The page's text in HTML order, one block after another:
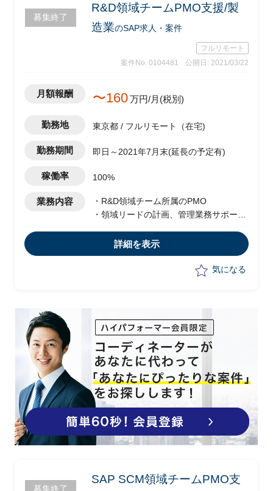
担当
募集終了
R&D領域チームPMO支援/製
造業のSAP求人・案件
フルリモート
案件No. 0104481
公開日: 2021/03/22
月額報酬 〜160万円/月(税別)
勤務地 東京都 / フルリモート（在宅)
勤務期間 即日～2021年7月末(延長の予定有)
稼働率 100%
業務内容
・R&D領域チーム所属のPMO
・領域リードの計画、管理業務サポート
業務遂行アプローチをアライン
・会議のファシリテーション、進行をサ
詳細を表示
気になる
募集終了
SAP SCM領域チームPMO支